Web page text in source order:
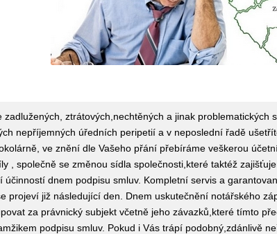
zadlužených, ztrátových,nechtěných a jinak
nepříjemných úředních peripetií a v neposlední řadě
ve znění dle Vašeho přání přebíráme veškerou
, společně se změnou sídla společnosti,které taktéž
účinností dnem podpisu smluv. Kompletní servis a
projeví již následující den. Dnem uskutečnění notářského
za právnický subjekt včetně jeho závazků,které tímto
podpisu smluv. Pokud i Vás trápí podobný,zdánlivě